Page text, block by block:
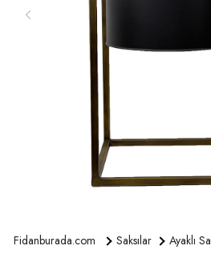
TOPRAK & GÜBRE
SIPARIŞ TAKIP
ÜYE GIRIŞ
Fidanburada.com Saksılar Ayaklı